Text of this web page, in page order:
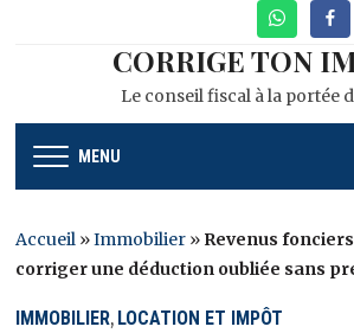
WhatsApp
CORRIGE TON
Le conseil fiscal à la portée
MENU
Accueil »Immobilier » Revenus
corriger une déduction oubliée sans
IMMOBILIER, LOCATION ET IMPÔT